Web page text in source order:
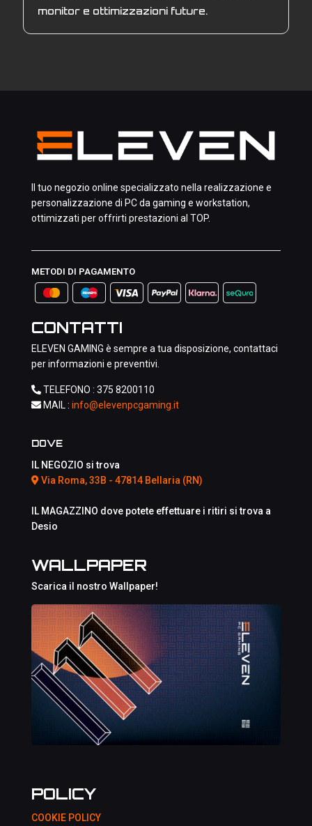
monitor e ottimizzazioni future.
Il tuo negozio online specializzato nella realizzazione e
personalizzazione di PC da gaming e workstation,
ottimizzati per offrirti prestazioni al TOP.
METODI DI PAGAMENTO
CONTATTI
ELEVEN GAMING è sempre a tua disposizione, contattaci
per informazioni e preventivi.
TELEFONO : 375 8200110
MAIL : info@elevenpcgaming.it
DOVE
IL NEGOZIO si trova
Via Roma, 33B - 47814 Bellaria (RN)
IL MAGAZZINO dove potete effettuare i ritiri si trova a
Desio
WALLPAPER
Scarica il nostro Wallpaper!
POLICY
COOKIE POLICY